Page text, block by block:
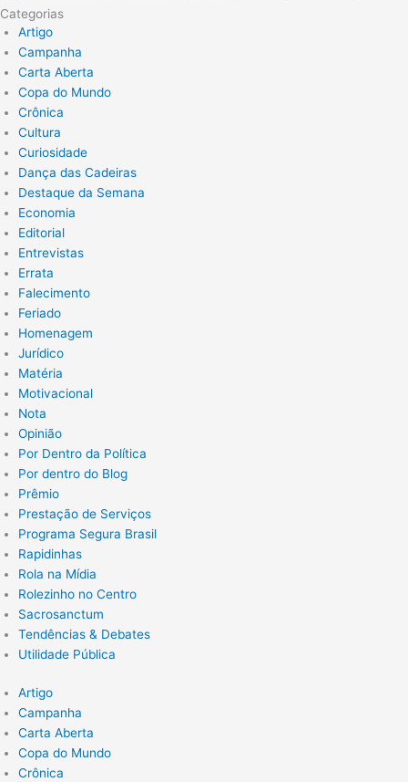
Categorias
Artigo
Campanha
Carta Aberta
Copa do Mundo
Crônica
Cultura
Curiosidade
Dança das Cadeiras
Destaque da Semana
Economia
Editorial
Entrevistas
Errata
Falecimento
Feriado
Homenagem
Jurídico
Matéria
Motivacional
Nota
Opinião
Por Dentro da Política
Por dentro do Blog
Prêmio
Prestação de Serviços
Programa Segura Brasil
Rapidinhas
Rola na Mídia
Rolezinho no Centro
Sacrosanctum
Tendências & Debates
Utilidade Pública
Artigo
Campanha
Carta Aberta
Copa do Mundo
Crônica